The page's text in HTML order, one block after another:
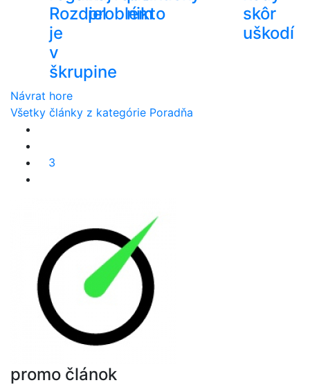
Rozdiel
je
v
škrupine
problém
nikto
skôr
uškodí
Návrat hore
Všetky články z kategórie Poradňa
3
promo článok